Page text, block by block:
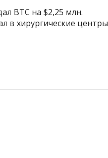
BTC на $2,25 млн.
в хирургические центры